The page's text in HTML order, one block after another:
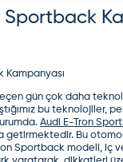
Sportback
Kampanyası
gün çok daha
bu teknolojiler,
Audi E-Tron
getirmektedir. Bu
Sportback modeli, iç ve